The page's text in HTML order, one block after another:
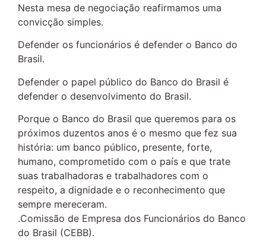
Nesta mesa de negociação reafirmamos uma
convicção simples.
Defender os funcionários é defender o Banco do
Brasil.
Defender o papel público do Banco do Brasil é
defender o desenvolvimento do Brasil.
Porque o Banco do Brasil que queremos para os
próximos duzentos anos é o mesmo que fez sua
história: um banco público, presente, forte,
humano, comprometido com o país e que trate
suas trabalhadoras e trabalhadores com o
respeito, a dignidade e o reconhecimento que
sempre mereceram.
.Comissão de Empresa dos Funcionários do Banco
do Brasil (CEBB).